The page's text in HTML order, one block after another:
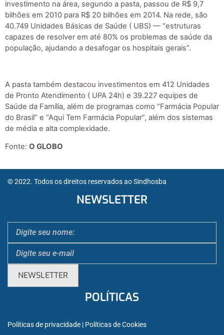
investimento na área, segundo a pasta, passou de R$ 9,7
bilhões em 2010 para R$ 20 bilhões em 2014. Na rede, são
40.749 Unidades Básicas de Saúde ( UBS) — “estruturas
capazes de resolver em até 80% os problemas de saúde da
população, ajudando a desafogar os hospitais gerais”.
A pasta também destacou investimentos em 412 Unidades
de Pronto Atendimento ( UPA 24h) e 39.227 equipes de
Saúde da Família, além de programas como “Farmácia Popular
do Brasil” e “Aqui Tem Farmácia Popular”, além dos sistemas
de média e alta complexidade.
Fonte: O GLOBO
© 2022. Todos os direitos reservados ao Sindhosba
NEWSLETTER
POLÍTICAS
Políticas de privacidade | Políticas de Cookies